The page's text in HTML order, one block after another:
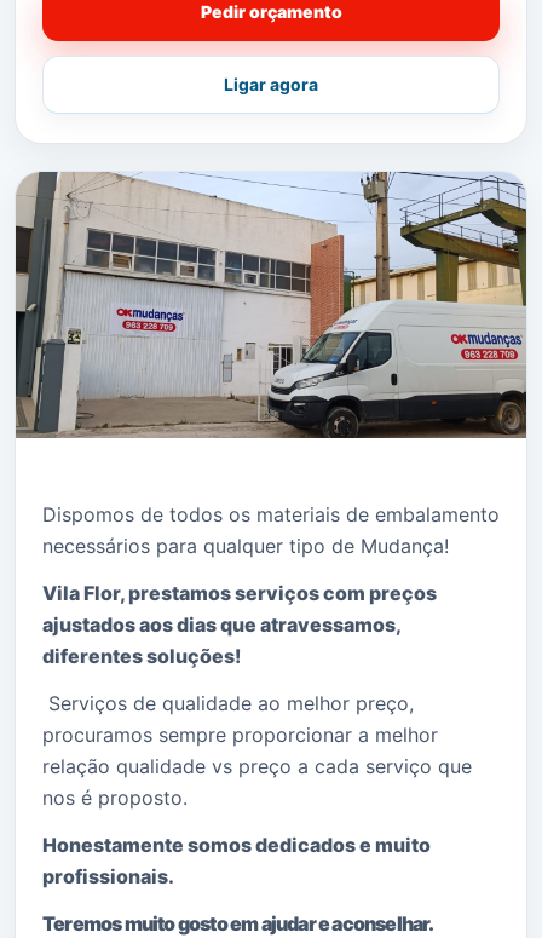
Pedir orçamento
Ligar agora
Dispomos de todos os materiais de embalamento
necessários para qualquer tipo de Mudança!
Vila Flor, prestamos serviços com preços
ajustados aos dias que atravessamos,
diferentes soluções!
Serviços de qualidade ao melhor preço,
procuramos sempre proporcionar a melhor
relação qualidade vs preço a cada serviço que
nos é proposto.
Honestamente somos dedicados e muito
profissionais.
Teremos muito gosto em ajudar e aconselhar.